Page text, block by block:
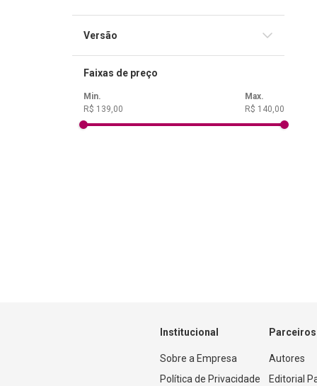
Slim
Média
Versão
Faixas de preço
R$ 139,00 R$ 140,00
Institucional
Sobre a Empresa
Política de Privacidade
Parceiros
Autores
Editorial